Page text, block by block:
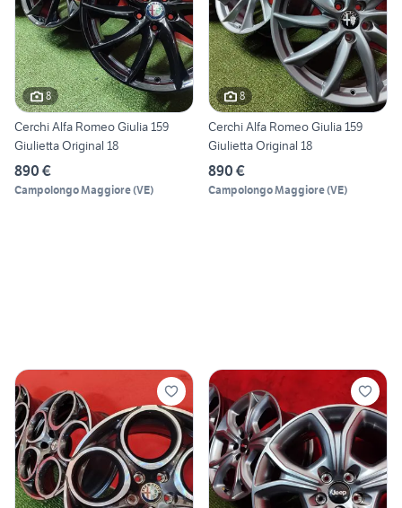
8
Cerchi Alfa Romeo Giulia 159
Giulietta Original 18
890 €
Campolongo Maggiore(VE)
8
Cerchi Alfa Romeo Giulia 159
Giulietta Original 18
890 €
Campolongo Maggiore(VE)